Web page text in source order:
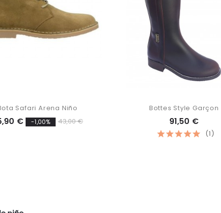
Safari Arena Niño
€ -1,00%
43,00 €
(1)
Bottes Style Garçon
91,50 €